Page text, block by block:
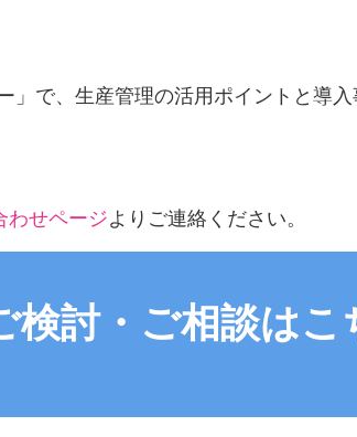
」で、生産管理の活用ポイントと導
わせページよりご連絡ください。
検討・ご相談はこ